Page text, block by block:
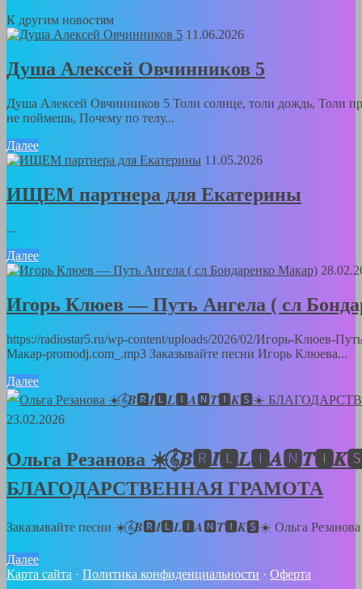
К другим новостям
11.06.2026
Душа Алексей Овчинников 5
Душа Алексей Овчинников 5 Толи солнце, толи дождь, Толи
не поймешь, Почему по телу...
Далее
11.05.2026
ИЩЕМ партнера для Екатерины
...
Далее
Игорь Клюев — Путь Ангела ( сл
https://radiostar5.ru/wp-content/uploads/2026/02/Игорь-Клюев-
Макар-promodj.com_.mp3 Заказывайте песни Игорь Клюева...
Далее
23.02.2026
Ольга Резанова
БЛАГОДАРСТВЕННАЯ ГРАМОТА
Заказывайте песни ☀️𝄞⃝𝑩🆁𝑰🅻𝑳🅸𝑨🅽𝑻🅸𝑲🆂☀️ Ольга Резанова
Далее
Карта сайта · Политика конфиденциальности · Оферта